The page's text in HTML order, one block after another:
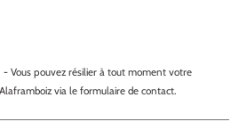
- Vous pouvez résilier à tout moment votre
via le formulaire de contact.